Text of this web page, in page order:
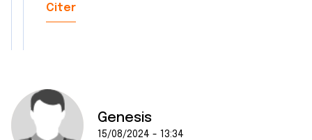
Citer
Genesis
15/08/2024 - 13:34